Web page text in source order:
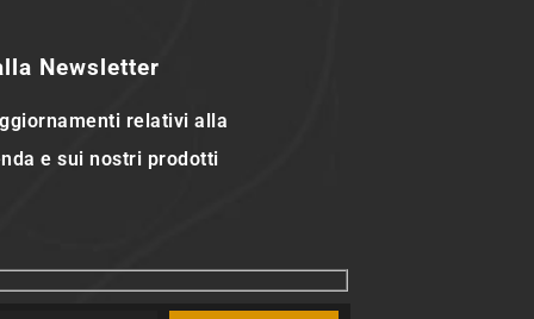
Newsletter
relativi alla
e sui nostri prodotti